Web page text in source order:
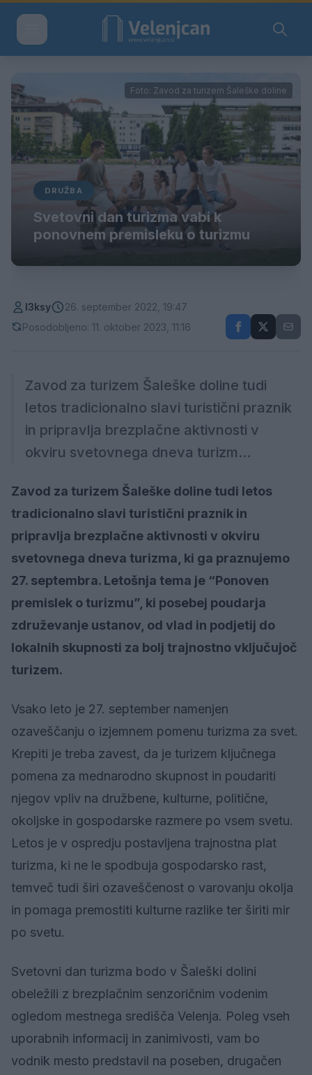
Foto: Zavod za turizem Šaleške doline
DRUŽBA
Svetovni dan turizma vabi k
ponovnem premisleku o turizmu
l3ksy
26. september 2022, 19:47
Posodobljeno: 11. oktober 2023, 11:16
Zavod za turizem Šaleške doline tudi
letos tradicionalno slavi turistični praznik
in pripravlja brezplačne aktivnosti v
okviru svetovnega dneva turizm...
Zavod za turizem Šaleške doline tudi letos
tradicionalno slavi turistični praznik in
pripravlja brezplačne aktivnosti v okviru
svetovnega dneva turizma, ki ga praznujemo
27. septembra. Letošnja tema je “Ponoven
premislek o turizmu”, ki posebej poudarja
združevanje ustanov, od vlad in podjetij do
lokalnih skupnosti za bolj trajnostno vključujoč
turizem.
Vsako leto je 27. september namenjen
ozaveščanju o izjemnem pomenu turizma za svet.
Krepiti je treba zavest, da je turizem ključnega
pomena za mednarodno skupnost in poudariti
njegov vpliv na družbene, kulturne, politične,
okoljske in gospodarske razmere po vsem svetu.
Letos je v ospredju postavljena trajnostna plat
turizma, ki ne le spodbuja gospodarsko rast,
temveč tudi širi ozaveščenost o varovanju okolja
in pomaga premostiti kulturne razlike ter širiti mir
po svetu.
Svetovni dan turizma bodo v Šaleški dolini
obeležili z brezplačnim senzoričnim vodenim
ogledom mestnega središča Velenja. Poleg vseh
uporabnih informacij in zanimivosti, vam bo
vodnik mesto predstavil na poseben, drugačen